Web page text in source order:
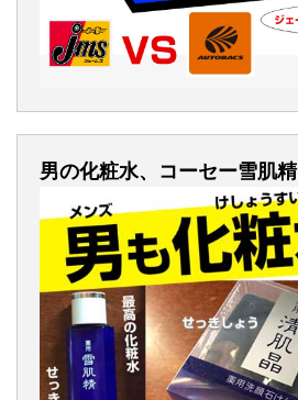
男の化粧水、コーセー雪肌精